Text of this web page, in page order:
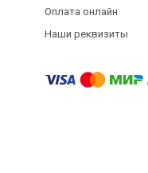
Оплата онлайн
Наши реквизиты